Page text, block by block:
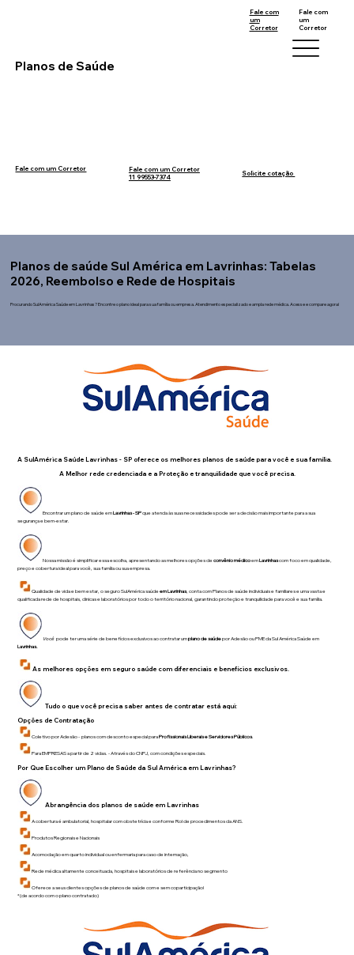
Planos de Saúde
Fale com
um
Corretor
Fale com
um
Corretor
Planos de saúde Sul América em Lavrinhas: Tabelas
2026, Reembolso e Rede de Hospitais
Procurando SulAmérica Saúde em Lavrinhas? Encontre o plano ideal para sua família ou empresa. Atendimento especializado e ampla rede médica. Acesse e compare agora!
A SulAmérica Saúde Lavrinhas - SP oferece os melhores planos de saúde para você e sua família.
A Melhor rede credenciada e a Proteção e tranquilidade que você precisa.
Encontrar um plano de saúde emLavrinhas - SPque atenda às suas necessidades pode ser a decisão mais importante para a sua
segurança e bem-estar.
Nossa missão é simplificar essa escolha, apresentando as melhores opções deconvênio médicoemLavrinhascom foco em qualidade,
preço e cobertura ideal para você, sua família ou sua empresa.
Qualidade de vida e bem estar, o seguro SulAmérica saúdeem Lavrinhas, conta com Planos de saúde individuais e familiares e uma vasta e
qualificada rede de hospitais, clinicas e laboratórios por todo o território nacional, garantindo proteção e tranquilidade para você e sua família.
Você pode ter uma série de benefícios exclusivos ao contratar umplano de saúdepor Adesão ou PME da Sul América Saúde em
Lavrinhas.
As melhores opções em seguro saúde com diferenciais e benefícios exclusivos.
Tudo o que você precisa saber antes de contratar está aqui:
Opções de Contratação
Coletivo por Adesão - planos com desconto especial paraProfissionais Liberais e Servidores Públicos.
Para EMPRESAS a partir de 2 vidas. - Através do CNPJ, com condições especiais.
Por Que Escolher um Plano de Saúde da Sul América emLavrinhas?
Abrangência dos planos de saúde emLavrinhas
A cobertura é ambulatorial, hospitalar com obstetrícia e conforme Rol de procedimentos da ANS.
Produtos Regionais e Nacionais
Acomodação em quarto individual ou enfermaria para caso de internação,
Rede médica altamente conceituada, hospitais e laboratórios de referência no segmento
Oferece a seus clientes opções de planos de saúde com e sem coparticipação!
*(de acordo com o plano contratado)
Fale com um Corretor
12 99740-6958
Fale com um Corretor
11 99553-7374
Solicite cotação